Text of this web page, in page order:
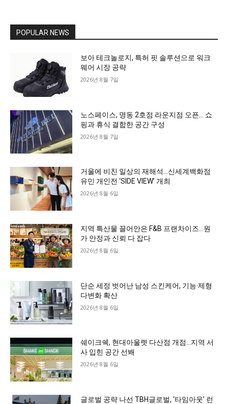
POPULAR NEWS
보아 테크놀로지, 특허 핏 솔루션으로 워크
웨어 시장 공략
2026년 8월 7일
노스페이스, 명동 2호점 라운지점 오픈… 쇼
핑과 휴식 결합한 공간 구성
2026년 8월 7일
거울에 비친 일상의 재해석…신세계백화점
유민 개인전 ‘SIDE VIEW’ 개최
2026년 8월 6일
지역 특산물 끌어안은 F&B 프랜차이즈…원
가 안정과 신뢰 다 잡다
2026년 8월 6일
단순 세정 벗어난 남성 스킨케어, 기능·제형
다변화 확산
2026년 8월 6일
쉐이크쉑, 현대아울렛 다산점 개점…지역 서
사 입힌 공간 선봬
2026년 8월 6일
글로벌 공략 나선 TBH글로벌, ‘타임아웃’ 런